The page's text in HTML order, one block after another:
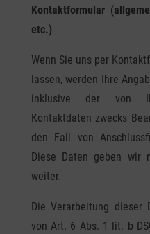
Kontaktformular
etc.)
Wenn Sie uns per
lassen, werden Ihre
inklusive der von
Kontaktdaten zwecks
den Fall von
Diese Daten geben wir
weiter.
Die Verarbeitung dieser
von Art. 6 Abs. 1 lit. b